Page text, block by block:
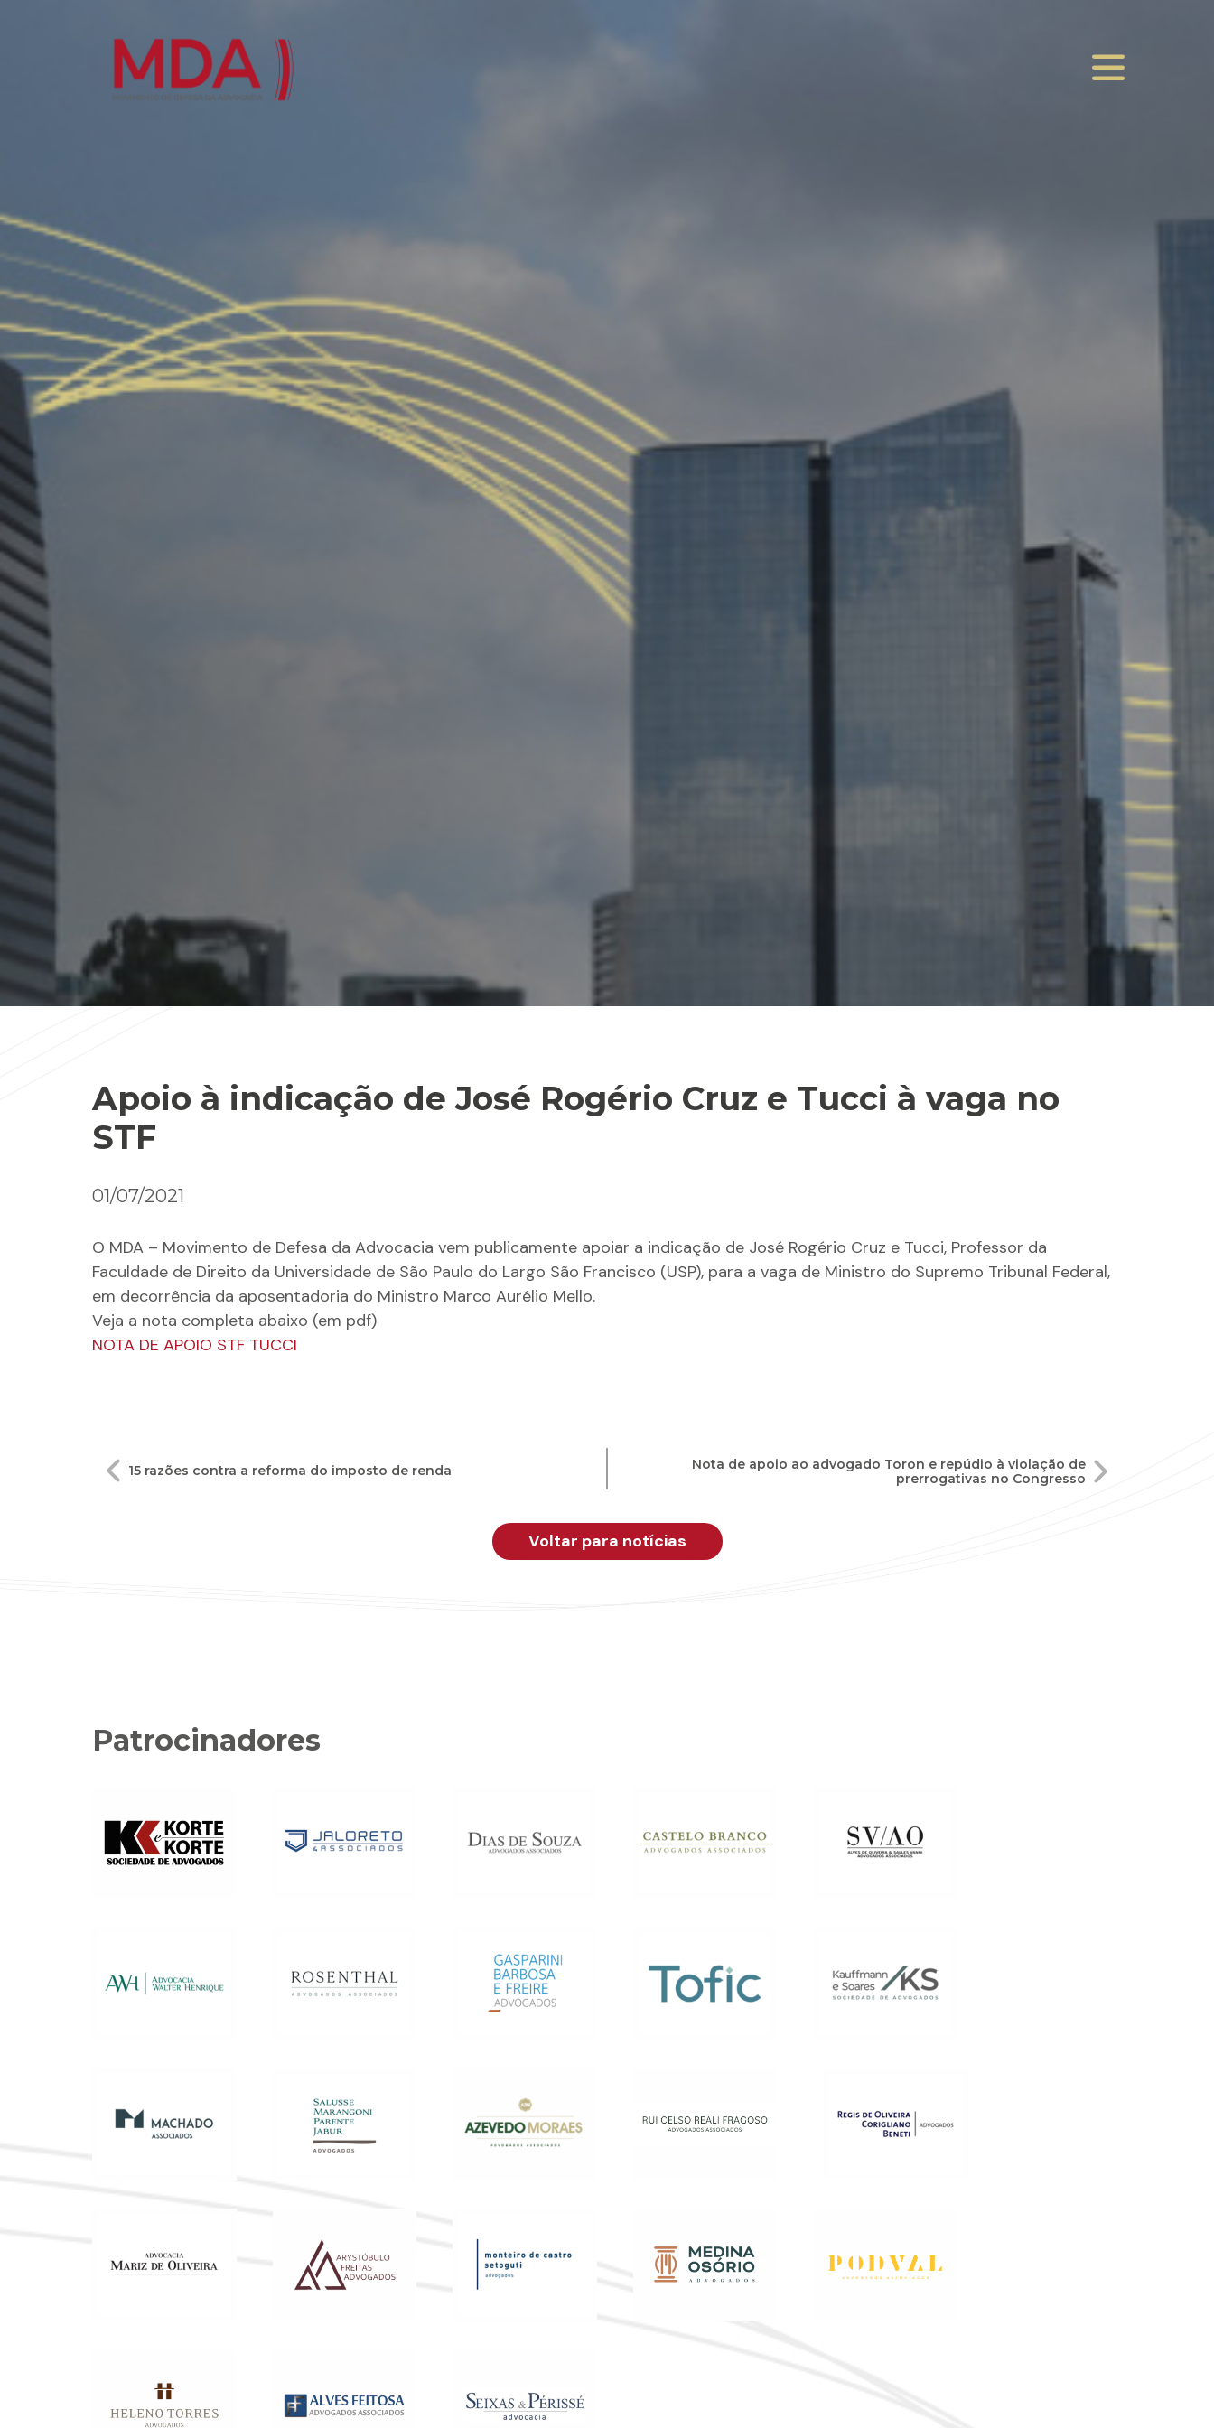
Apoio à indicação de José Rogério Cruz e Tucci à vaga no
STF
01/07/2021
O MDA – Movimento de Defesa da Advocacia vem publicamente apoiar a indicação de José Rogério Cruz e Tucci, Professor da
Faculdade de Direito da Universidade de São Paulo do Largo São Francisco (USP), para a vaga de Ministro do Supremo Tribunal Federal,
em decorrência da aposentadoria do Ministro Marco Aurélio Mello.
Veja a nota completa abaixo (em pdf)
NOTA DE APOIO STF TUCCI
Navegação
15 razões contra a reforma do imposto de renda
Nota de apoio ao advogado Toron e repúdio à violação de
prerrogativas no Congresso
Voltar para notícias
Patrocinadores